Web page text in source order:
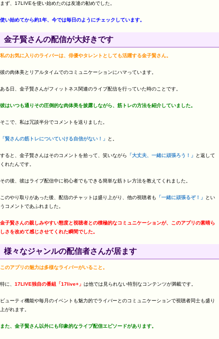
まず、17LIVEを使い始めたのは友達の勧めでした。
使い始めてから約1年、今では毎日のようにチェックしています。
金子賢さんの配信が大好きです
私のお気に入りのライバーは、俳優やタレントとしても活躍する金子賢さん。
彼の肉体美とリアルタイムでのコミュニケーションにハマっています​​。
ある日、金子賢さんがフィットネス関連のライブ配信を行っていた時のことです。
彼はいつも通りその圧倒的な肉体美を披露しながら、筋トレの方法を紹介していました。
そこで、私は冗談半分でコメントを送りました。
「賢さんの筋トレについていける自信がない！」 と。
すると、金子賢さんはそのコメントを拾って、笑いながら 「大丈夫、一緒に頑張ろう！」
と返して
くれたんです。
その後、彼はライブ配信中に初心者でもできる簡単な筋トレ方法を教えてくれました。
このやり取りがあった後、配信のチャットは盛り上がり、他の視聴者も 「一緒に頑張るぞ！」
とい
うコメントであふれました。
金子賢さんの親しみやすい態度と視聴者との積極的なコミュニケーションが、このアプリの素晴ら
しさを改めて感じさせてくれた瞬間でした。
様々なジャンルの配信者さんが居ます
このアプリの魅力は多様なライバーがいること。
特に、 17LIVE独自の番組「17live+」 は他では見られない特別なコンテンツが満載です​​。
ビューティ機能や毎月のイベントも魅力的でライバーとのコミュニケーションで視聴者同士も盛り
上がれます​​。
また、金子賢さん以外にも印象的なライブ配信エピソードがあります。